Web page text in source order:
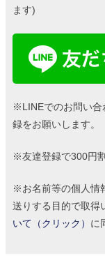
ます)
※LINEでのお問い合
録をお願いします。
※友達登録で300円
※お名前等の個人情
送りする目的で取得
いて（クリック） に